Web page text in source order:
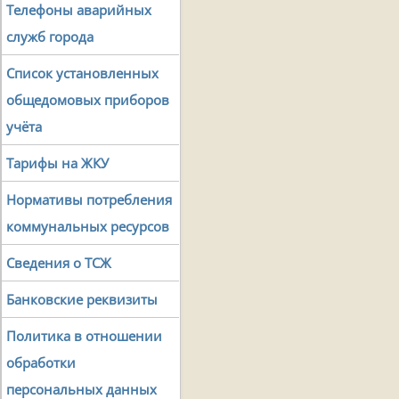
Телефоны аварийных
служб города
Список установленных
общедомовых приборов
учёта
Тарифы на ЖКУ
Нормативы потребления
коммунальных ресурсов
Сведения о ТСЖ
Банковские реквизиты
Политика в отношении
обработки
персональных данных